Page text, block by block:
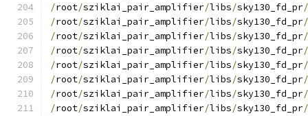
/root/sziklai_pair_amplifier/libs/sky130_fd_pr/
/root/sziklai_pair_amplifier/libs/sky130_fd_pr/
/root/sziklai_pair_amplifier/libs/sky130_fd_pr/
/root/sziklai_pair_amplifier/libs/sky130_fd_pr/
/root/sziklai_pair_amplifier/libs/sky130_fd_pr/
/root/sziklai_pair_amplifier/libs/sky130_fd_pr/
/root/sziklai_pair_amplifier/libs/sky130_fd_pr/
/root/sziklai_pair_amplifier/libs/sky130_fd_pr/